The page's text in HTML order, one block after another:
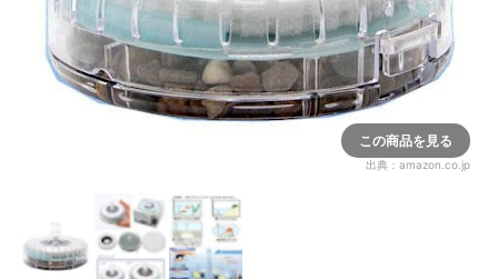
この商品を見る
出典： amazon.co.jp